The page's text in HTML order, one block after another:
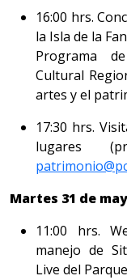
16:00 hrs.
la Isla de la
Programa
Cultural
artes y el
17:30 hrs.
lugares
Martes 31 de
11:00 hrs.
manejo de
Live del